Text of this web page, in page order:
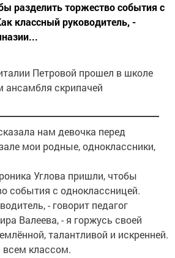
разделить торжество события с
классный руководитель, -
Петровой прошел в школе
ансамбля скрипачей
нам девочка перед
мои родные, одноклассники,
Углова пришли, чтобы
события с одноклассницей.
- говорит педагог
Валеева, - я горжусь своей
талантливой и искренней.
классом.